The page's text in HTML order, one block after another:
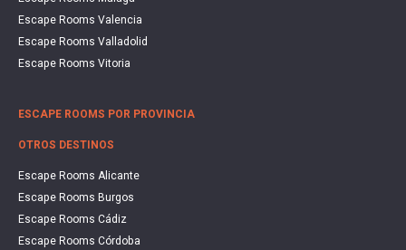
Escape Rooms Valencia
Escape Rooms Valladolid
Escape Rooms Vitoria
ESCAPE ROOMS POR PROVINCIA
OTROS DESTINOS
Escape Rooms Alicante
Escape Rooms Burgos
Escape Rooms Cádiz
Escape Rooms Córdoba